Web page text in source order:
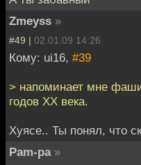
Zmeyss »
#49 | 02.01.09 14:26
Кому: ui16, #39
> напоминает мне
годов XX века.
Хуясе.. Ты понял, что
Pam-pa »